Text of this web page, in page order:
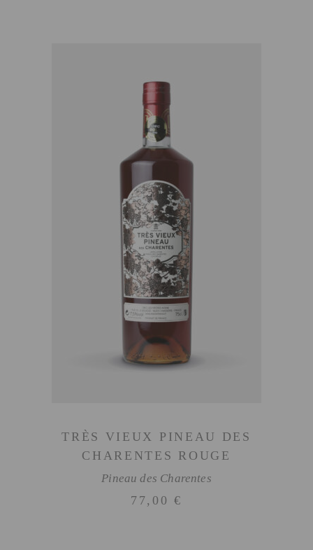
AJOUTER AU PANIER
TRÈS VIEUX PINEAU DES
CHARENTES ROUGE
Pineau des Charentes
77,00€